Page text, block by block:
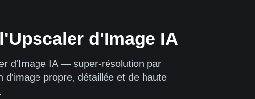
d'Image IA
d'Image IA — super-résolution par
d'image propre, détaillée et de haute